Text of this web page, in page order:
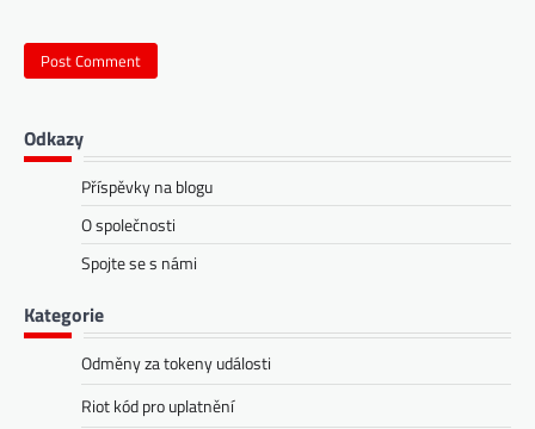
Odkazy
Příspěvky na blogu
O společnosti
Spojte se s námi
Kategorie
Odměny za tokeny události
Riot kód pro uplatnění